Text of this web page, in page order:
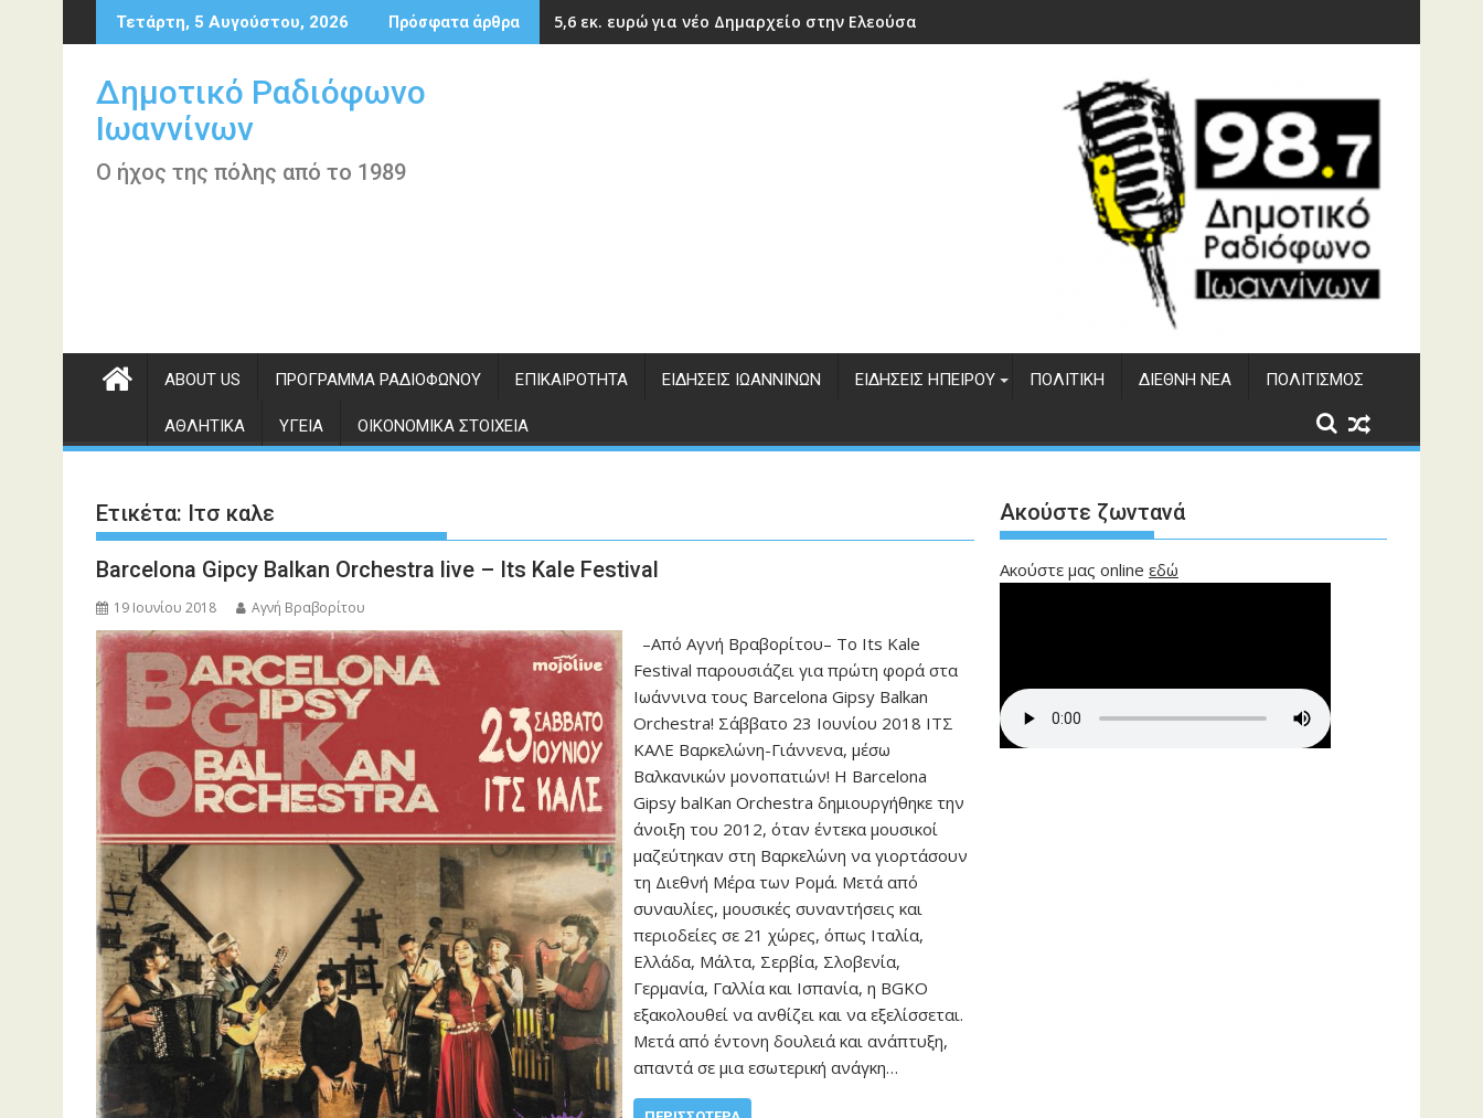
Περάστε
στο
Τετάρτη, 5 Αυγούστου, 2026 Πρόσφατα άρθρα 5,6 εκ. ευρώ για νέο Δημαρχείο στην Ελεούσα
Δημοτικό Ραδιόφωνο
Ιωαννίνων
Ο ήχος της πόλης από το 1989
ABOUT US ΠΡΌΓΡΑΜΜΑ ΡΑΔΙΟΦΏΝΟΥ ΕΠΙΚΑΙΡΌΤΗΤΑ ΕΙΔΉΣΕΙΣ ΙΩΑΝΝΊΝΩΝ ΕΙΔΉΣΕΙΣ ΗΠΕΊΡΟΥ ΠΟΛΙΤΙΚΉ ΔΙΕΘΝΉ ΝΈΑ ΠΟΛΙΤΙΣΜΌΣ
ΑΘΛΗΤΙΚΆ ΥΓΕΊΑ ΟΙΚΟΝΟΜΙΚΆ ΣΤΟΙΧΕΊΑ
Ετικέτα: Ιτσ καλε
Barcelona Gipcy Balkan Orchestra live – Its Kale Festival
19 Ιουνίου 2018 Αγνή Βραβορίτου
–Από Αγνή Βραβορίτου– Το Its Kale
Festival παρουσιάζει για πρώτη φορά στα
Ιωάννινα τους Barcelona Gipsy Balkan
Orchestra! Σάββατο 23 Ιουνίου 2018 ΙΤΣ
ΚΑΛΕ Βαρκελώνη-Γιάννενα, μέσω
Βαλκανικών μονοπατιών! Η Barcelona
Gipsy balKan Orchestra δημιουργήθηκε την
άνοιξη του 2012, όταν έντεκα μουσικοί
μαζεύτηκαν στη Βαρκελώνη να γιορτάσουν
τη Διεθνή Μέρα των Ρομά. Μετά από
συναυλίες, μουσικές συναντήσεις και
περιοδείες σε 21 χώρες, όπως Ιταλία,
Ελλάδα, Μάλτα, Σερβία, Σλοβενία,
Γερμανία, Γαλλία και Ισπανία, η BGKO
εξακολουθεί να ανθίζει και να εξελίσσεται.
Μετά από έντονη δουλειά και ανάπτυξη,
απαντά σε μια εσωτερική ανάγκη…
Ακούστε ζωντανά
Ακούστε μας online εδώ